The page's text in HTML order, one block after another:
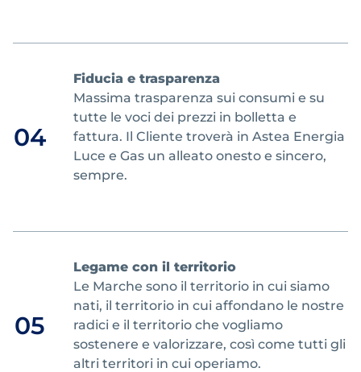
04
Fiducia e trasparenza
Massima trasparenza sui consumi e su
tutte le voci dei prezzi in bolletta e
fattura. Il Cliente troverà in Astea Energia
Luce e Gas un alleato onesto e sincero,
sempre.
05
Legame con il territorio
Le Marche sono il territorio in cui siamo
nati, il territorio in cui affondano le nostre
radici e il territorio che vogliamo
sostenere e valorizzare, così come tutti gli
altri territori in cui operiamo.